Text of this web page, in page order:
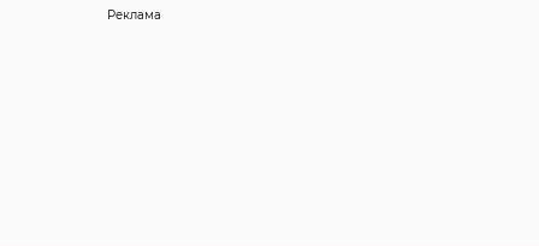
Реклама